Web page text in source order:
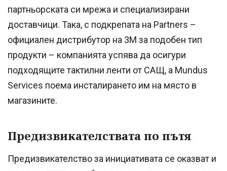
партньорската си мрежа и специализирани
доставчици. Така, с подкрепата на Partners –
официален дистрибутор на 3M за подобен тип
продукти – компанията успява да осигури
подходящите тактилни ленти от САЩ, а Mundus
Services поема инсталирането им на място в
магазините.
Предизвикателствата по пътя
Предизвикателство за инициативата се оказват и